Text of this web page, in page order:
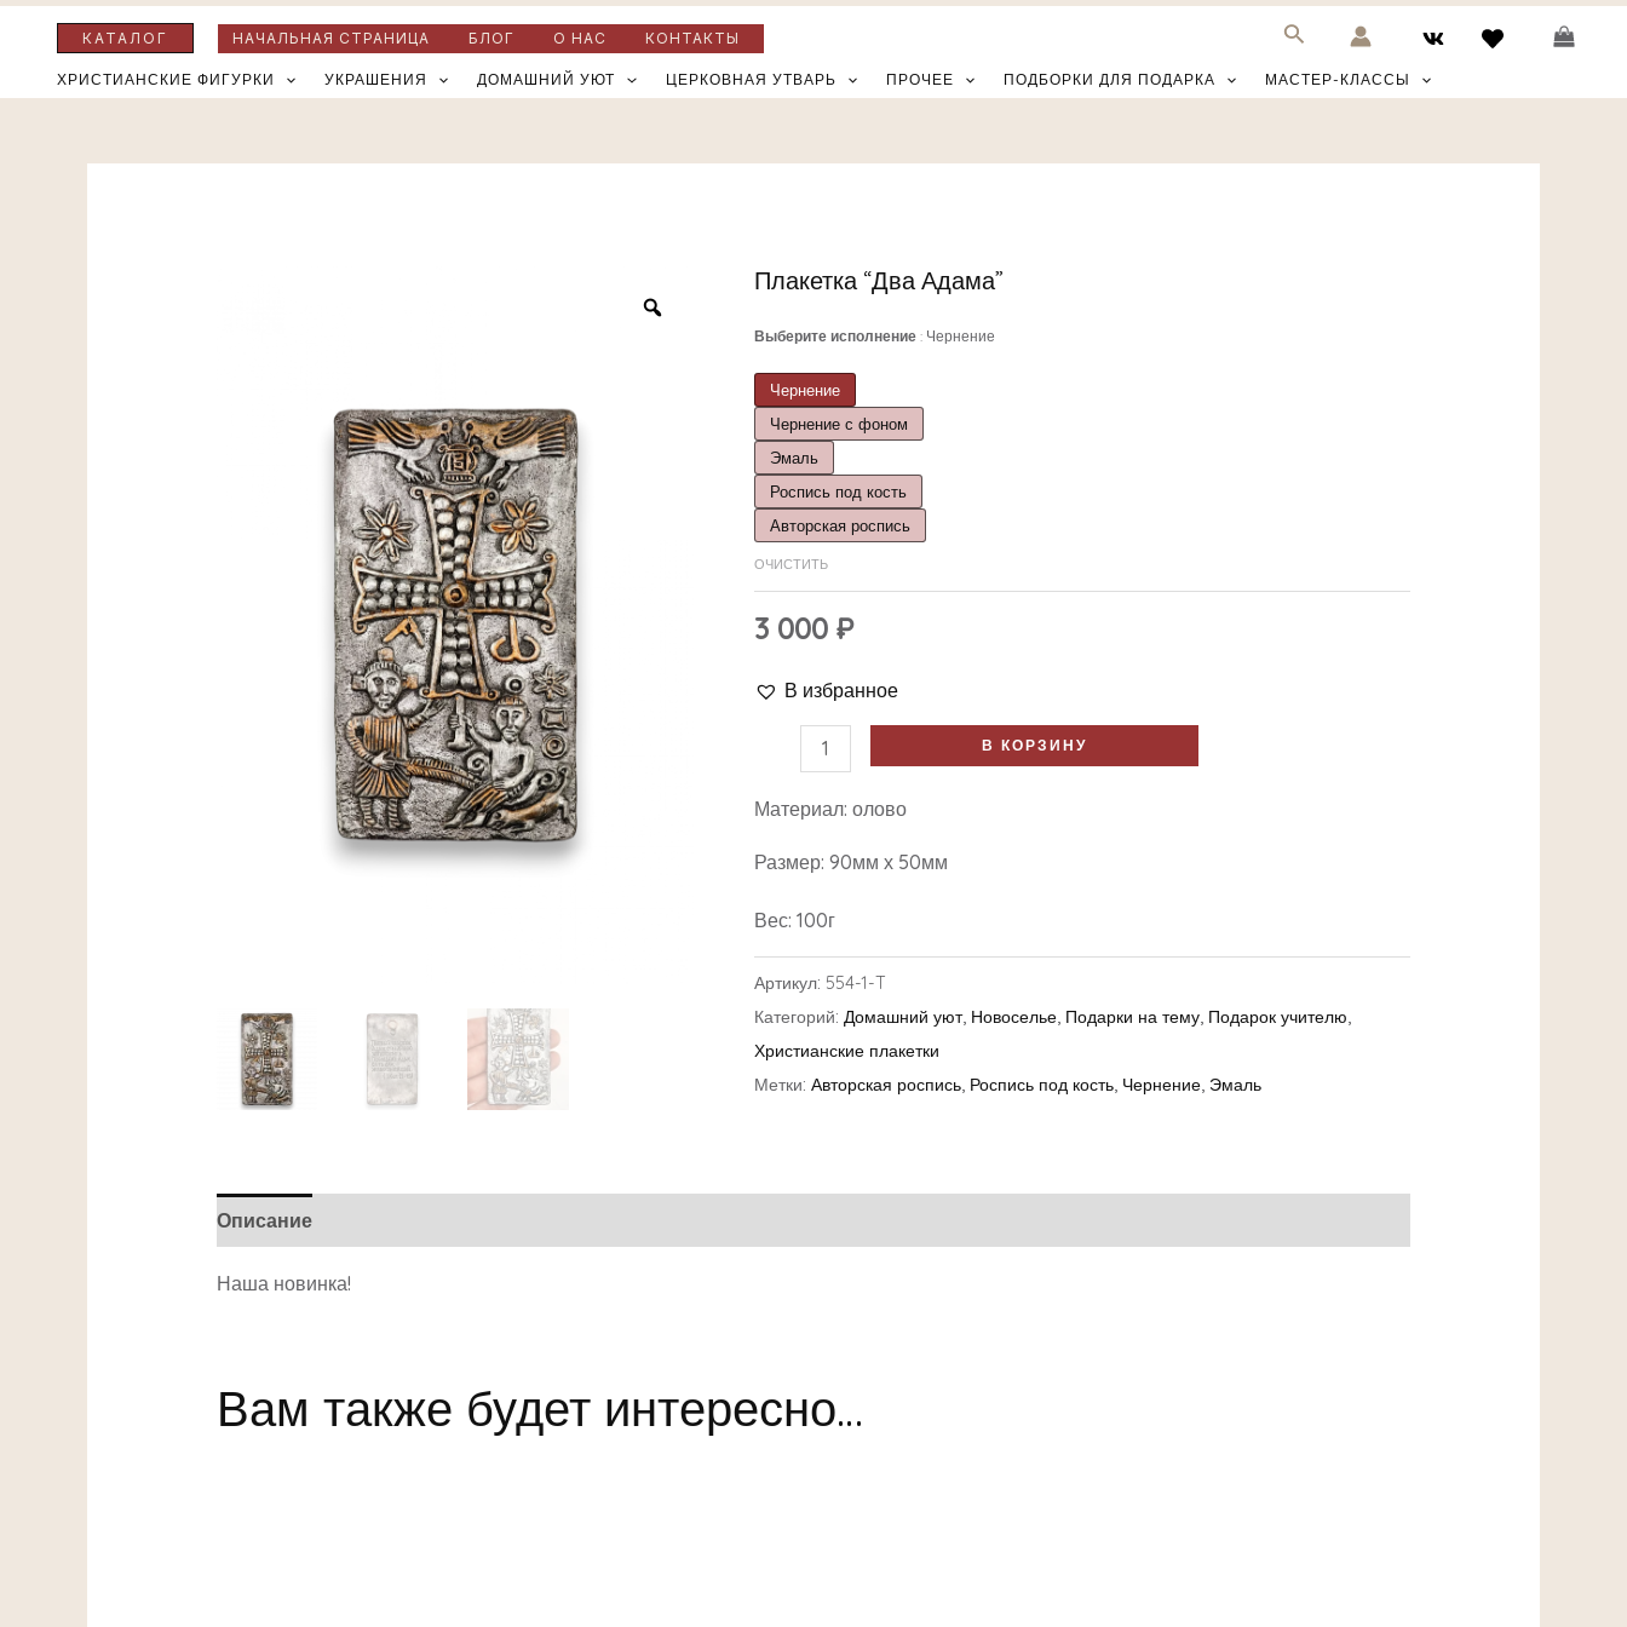
Перейти
содержимому
КАТАЛОГ НАЧАЛЬНАЯ СТРАНИЦА БЛОГ О НАС КОНТАКТЫ
ХРИСТИАНСКИЕ ФИГУРКИ УКРАШЕНИЯ ДОМАШНИЙ УЮТ ЦЕРКОВНАЯ УТВАРЬ ПРОЧЕЕ ПОДБОРКИ ДЛЯ ПОДАРКА МАСТЕР-КЛАССЫ
Плакетка “Два Адама”
Выберите исполнение Чернение
Чернение
Чернение с фоном
Эмаль
Роспись под кость
Авторская роспись
ОЧИСТИТЬ
3 000 ₽
В избранное
Количество
Плакетка
"Два
Адама"
В КОРЗИНУ
Материал: олово
Размер: 90мм х 50мм
Вес: 100г
Артикул: 554-1-T
Категорий: Домашний уют, Новоселье, Подарки на тему, Подарок учителю,
Христианские плакетки
Метки: Авторская роспись, Роспись под кость, Чернение, Эмаль
Описание
Наша новинка!
Вам также будет интересно…